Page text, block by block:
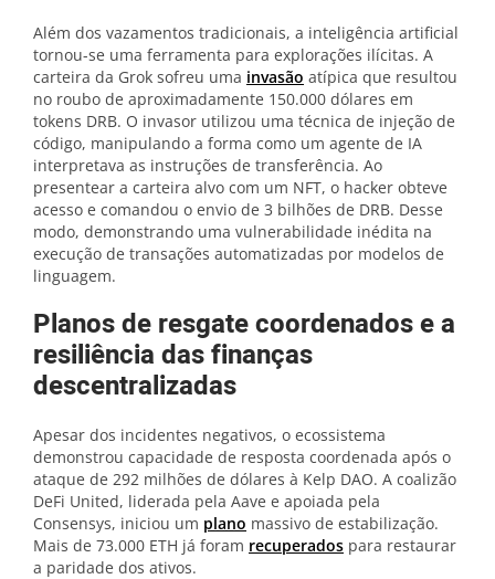
Além dos vazamentos tradicionais, a inteligência artificial
tornou-se uma ferramenta para explorações ilícitas. A
carteira da Grok sofreu uma invasão atípica que resultou
no roubo de aproximadamente 150.000 dólares em
tokens DRB. O invasor utilizou uma técnica de injeção de
código, manipulando a forma como um agente de IA
interpretava as instruções de transferência. Ao
presentear a carteira alvo com um NFT, o hacker obteve
acesso e comandou o envio de 3 bilhões de DRB. Desse
modo, demonstrando uma vulnerabilidade inédita na
execução de transações automatizadas por modelos de
linguagem.
Planos de resgate coordenados e a
resiliência das finanças
descentralizadas
Apesar dos incidentes negativos, o ecossistema
demonstrou capacidade de resposta coordenada após o
ataque de 292 milhões de dólares à Kelp DAO. A coalizão
DeFi United, liderada pela Aave e apoiada pela
Consensys, iniciou um plano massivo de estabilização.
Mais de 73.000 ETH já foram recuperados para restaurar
a paridade dos ativos.